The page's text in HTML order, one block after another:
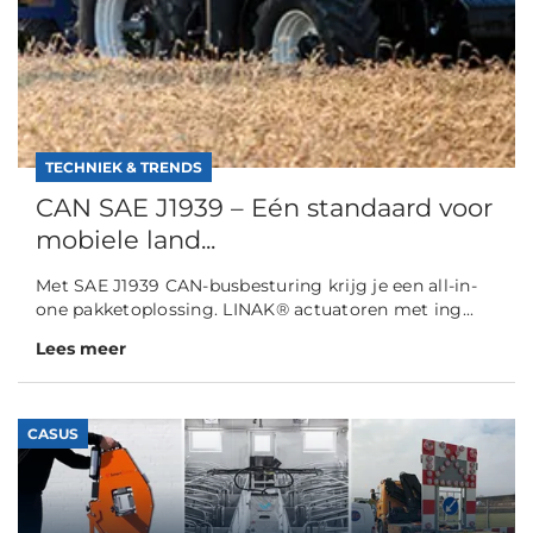
TECHNIEK & TRENDS
CAN SAE J1939 – Eén standaard voor
mobiele land...
Met SAE J1939 CAN-busbesturing krijg je een all-in-
one pakketoplossing. LINAK® actuatoren met ing...
Lees meer
CASUS